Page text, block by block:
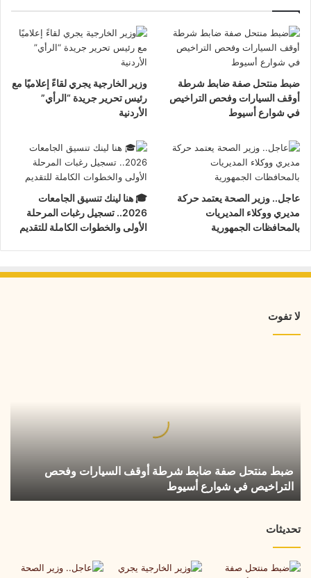
ضبط منتحل صفة ضابط شرطة
أوقف السيارات وفحص التراخيص
في شوارع أسيوط
وزير الخارجية يجري لقاءً إعلاميًا مع
رئيس تحرير جريدة “الرأي”
الأردنية
عاجل.. وزير الصحة يعتمد حركة
مديري ووكلاء المديريات
بالمحافظات الجمهورية
🎓 هنا لينك تنسيق الجامعات
2026.. تسجيل رغبات المرحلة
الأولى والخطوات الكاملة للتقديم
لا تفوت
التراخيص
في
شوارع
ضبط منتحل صفة ضابط شرطة أوقف السيارات وفحص
التراخيص في شوارع أسيوط
تحديثات